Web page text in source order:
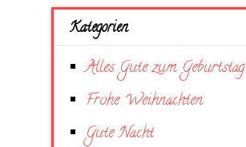
Kategorien
Alles Gute zum Geburtstag
Frohe Weihnachten
Gute Nacht